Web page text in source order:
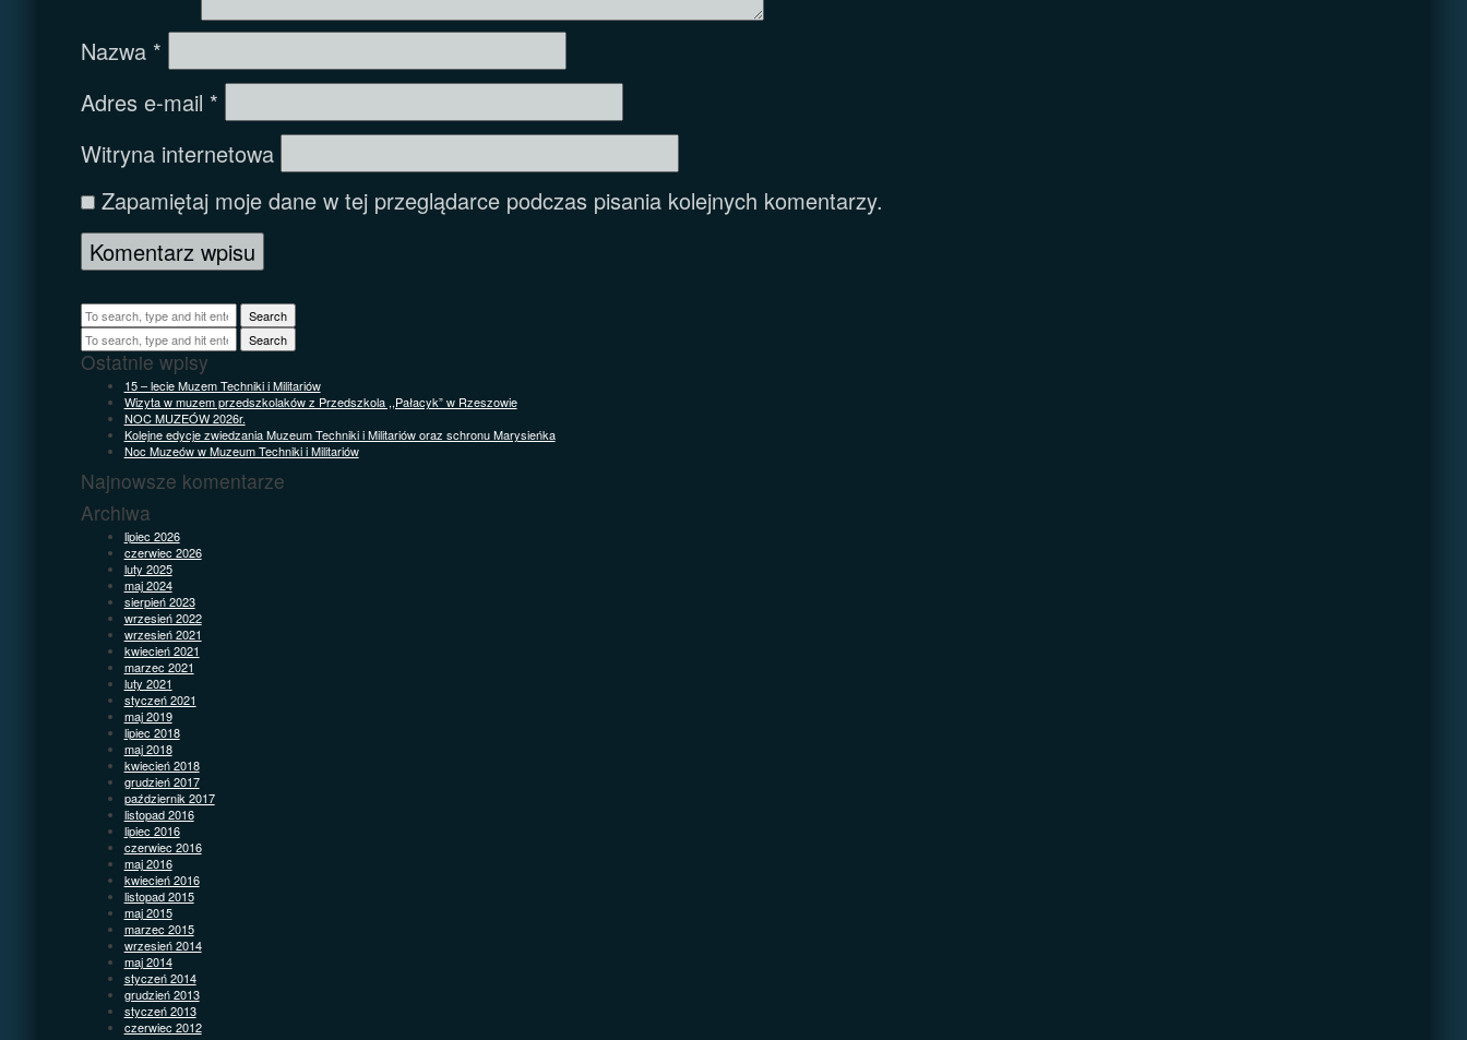
Nazwa *
Adres e-mail *
Witryna internetowa
Zapamiętaj moje dane w tej przeglądarce podczas pisania kolejnych komentarzy.
Search
Search
Ostatnie wpisy
15 – lecie Muzem Techniki i Militariów
Wizyta w muzem przedszkolaków z Przedszkola ,,Pałacyk” w Rzeszowie
NOC MUZEÓW 2026r.
Kolejne edycje zwiedzania Muzeum Techniki i Militariów oraz schronu Marysieńka
Noc Muzeów w Muzeum Techniki i Militariów
Najnowsze komentarze
Archiwa
lipiec 2026
czerwiec 2026
luty 2025
maj 2024
sierpień 2023
wrzesień 2022
wrzesień 2021
kwiecień 2021
marzec 2021
luty 2021
styczeń 2021
maj 2019
lipiec 2018
maj 2018
kwiecień 2018
grudzień 2017
październik 2017
listopad 2016
lipiec 2016
czerwiec 2016
maj 2016
kwiecień 2016
listopad 2015
maj 2015
marzec 2015
wrzesień 2014
maj 2014
styczeń 2014
grudzień 2013
styczeń 2013
czerwiec 2012